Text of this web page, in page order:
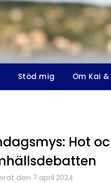
Stöd mig Om Kai
Hot
den 7 april 2024